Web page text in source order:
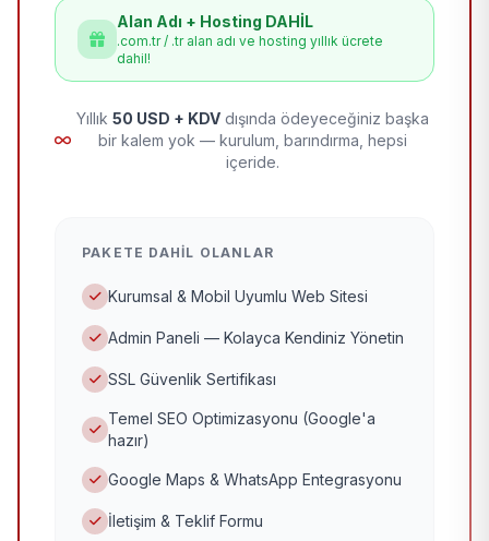
Alan Adı + Hosting DAHİL
.com.tr / .tr alan adı ve hosting yıllık ücrete
dahil!
Yıllık 50 USD + KDV dışında ödeyeceğiniz başka
bir kalem yok — kurulum, barındırma, hepsi
içeride.
PAKETE DAHIL OLANLAR
Kurumsal & Mobil Uyumlu Web Sitesi
Admin Paneli — Kolayca Kendiniz Yönetin
SSL Güvenlik Sertifikası
Temel SEO Optimizasyonu (Google'a
hazır)
Google Maps & WhatsApp Entegrasyonu
İletişim & Teklif Formu